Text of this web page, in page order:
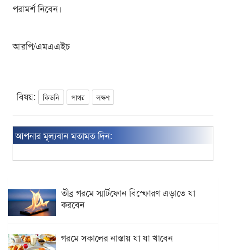
পরামর্শ নিবেন।
আরপি/এমএএইচ
বিষয়: কিডনি পাথর লক্ষণ
আপনার মূল্যবান মতামত দিন:
তীব্র গরমে স্মার্টফোন বিস্ফোরণ এড়াতে যা
করবেন
গরমে সকালের নাস্তায় যা যা খাবেন